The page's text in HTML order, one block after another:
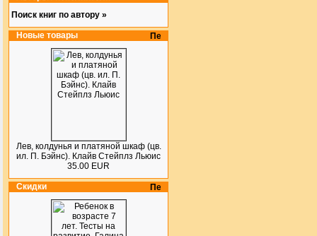
Поиск книг по автору »
Новые товары
Лев, колдунья и платяной шкаф (цв.
ил. П. Бэйнс). Клайв Стейплз Льюис
35.00 EUR
Скидки